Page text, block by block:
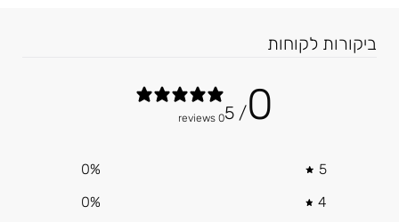
0
/ 5
0 reviews
5
0%
4
0%